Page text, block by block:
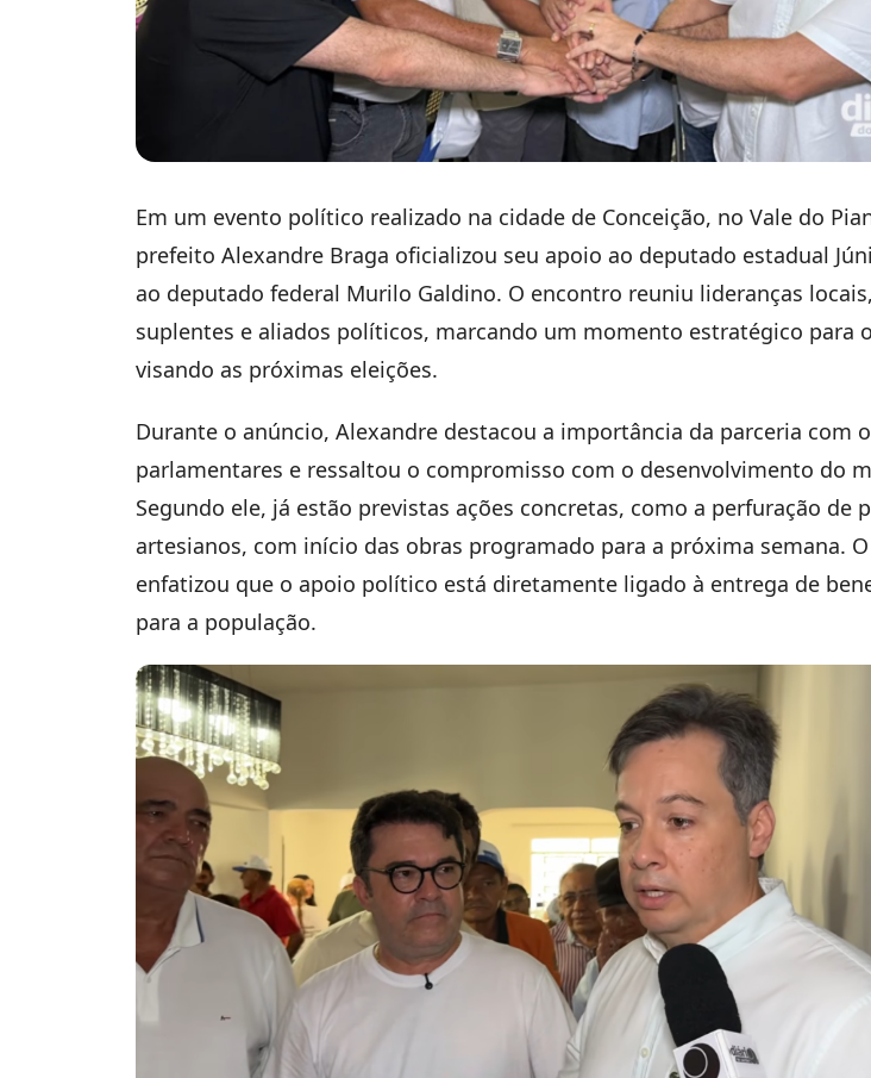
Em um evento político realizado na cidade de Conceição, no Vale do
prefeito Alexandre Braga oficializou seu apoio ao deputado estadual
ao deputado federal Murilo Galdino. O encontro reuniu lideranças
suplentes e aliados políticos, marcando um momento estratégico para
visando as próximas eleições.
Durante o anúncio, Alexandre destacou a importância da parceria com
parlamentares e ressaltou o compromisso com o desenvolvimento do
Segundo ele, já estão previstas ações concretas, como a perfuração de
artesianos, com início das obras programado para a próxima semana.
enfatizou que o apoio político está diretamente ligado à entrega de
para a população.